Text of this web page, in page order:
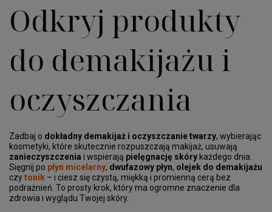
Odkryj produkty
do demakijażu i
oczyszczania
Zadbaj o dokładny demakijaż i oczyszczanie twarzy, wybierając
kosmetyki, które skutecznie rozpuszczają makijaż, usuwają
zanieczyszczenia i wspierają pielęgnację skóry każdego dnia.
Sięgnij po płyn micelarny, dwufazowy płyn, olejek do demakijażu
czytonik – i ciesz się czystą, miękką i promienną cerą bez
podrażnień. To prosty krok, który ma ogromne znaczenie dla
zdrowia i wyglądu Twojej skóry.